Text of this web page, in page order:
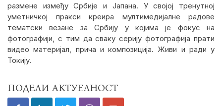
размене између Србије и Јапана. У својој тренутној
уметничкој пракси креира мултимедијалне радове
тематски везане за Србију у којима је фокус на
фотографији, с тим да сваку серију фотографија прати
видео материјал, прича и композиција. Живи и ради у
Токију.
ПОДЕЛИ АКТУЕЛНОСТ